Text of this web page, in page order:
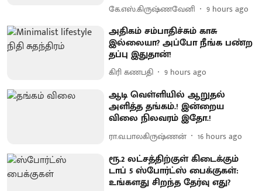
கே.எஸ்.கிருஷ்ணவேனி 9 hours ago
அதிகம் சம்பாதிச்சும் காசு
இல்லையா? அப்போ நீங்க பண்ற
தப்பு இதுதான்!
கிரி கணபதி 9 hours ago
ஆடி வெள்ளியில் ஆறுதல்
அளித்த தங்கம்.! இன்றைய
விலை நிலவரம் இதோ.!
ரா.வ.பாலகிருஷ்ணன் 16 hours ago
ரூ.2 லட்சத்திற்குள் கிடைக்கும்
டாப் 5 ஸ்போர்ட்ஸ் பைக்குகள்:
உங்களது சிறந்த தேர்வு எது?